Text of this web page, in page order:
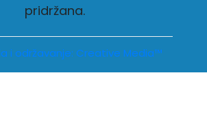
pridržana.
i održavanje: Creative Media™